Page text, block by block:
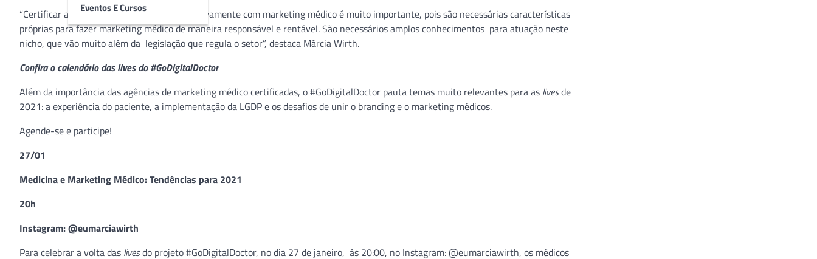
Eventos E Cursos
“Certificar as agências que trabalham exclusivamente com marketing médico é muito importante, pois são necessárias características
próprias para fazer marketing médico de maneira responsável e rentável. São necessários amplos conhecimentos para atuação neste
nicho, que vão muito além da legislação que regula o setor”, destaca Márcia Wirth.
Confira o calendário das lives do #GoDigitalDoctor
Além da importância das agências de marketing médico certificadas, o #GoDigitalDoctor pauta temas muito relevantes para as livesde
2021: a experiência do paciente, a implementação da LGDP e os desafios de unir o branding e o marketing médicos.
Agende-se e participe!
27/01
Medicina e Marketing Médico: Tendências para 2021
20h
Instagram: @eumarciawirth
Para celebrar a volta das livesdo projeto #GoDigitalDoctor, no dia 27 de janeiro, às 20:00, no Instagram: @eumarciawirth, os médicos